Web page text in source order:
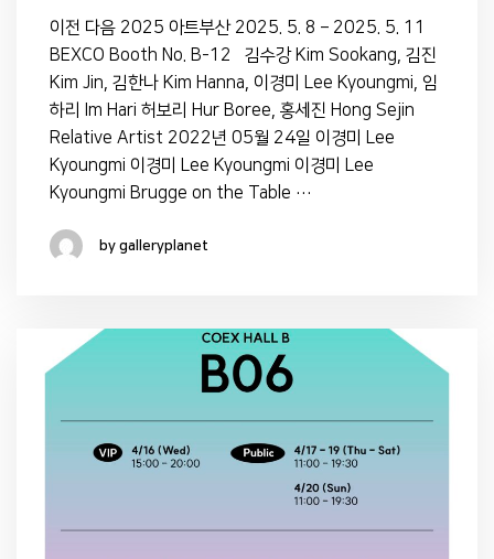
이전 다음 2025 아트부산 2025. 5. 8 – 2025. 5. 11
BEXCO Booth No. B-12 김수강 Kim Sookang, 김진
Kim Jin, 김한나 Kim Hanna, 이경미 Lee Kyoungmi, 임
하리 Im Hari 허보리 Hur Boree, 홍세진 Hong Sejin
Relative Artist 2022년 05월 24일 이경미 Lee
Kyoungmi 이경미 Lee Kyoungmi 이경미 Lee
Kyoungmi Brugge on the Table …
by galleryplanet